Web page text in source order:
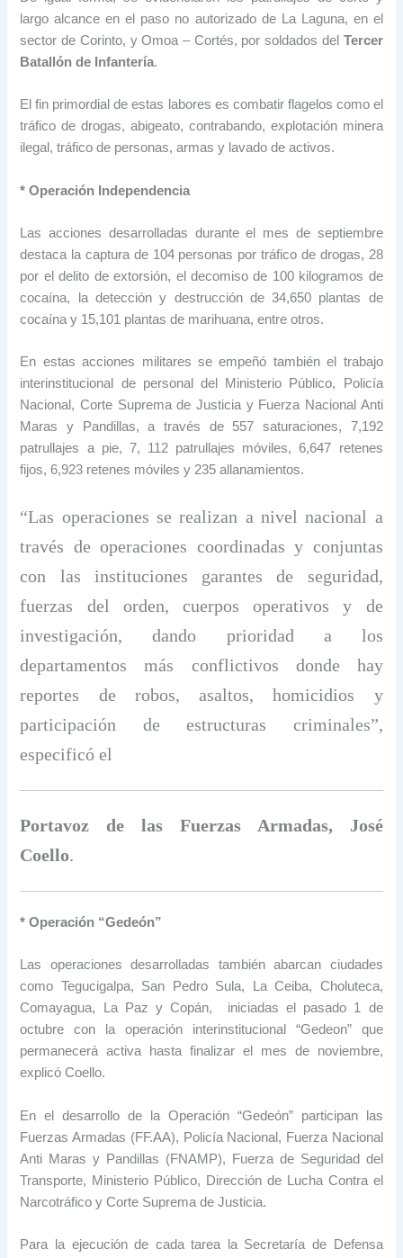
largo alcance en el paso no autorizado de La Laguna, en el
sector de Corinto, y Omoa – Cortés, por soldados del Tercer
Batallón de Infantería.
El fin primordial de estas labores es combatir flagelos como el
tráfico de drogas, abigeato, contrabando, explotación minera
ilegal, tráfico de personas, armas y lavado de activos.
* Operación Independencia
Las acciones desarrolladas durante el mes de septiembre
destaca la captura de 104 personas por tráfico de drogas, 28
por el delito de extorsión, el decomiso de 100 kilogramos de
cocaína, la detección y destrucción de 34,650 plantas de
cocaína y 15,101 plantas de marihuana, entre otros.
En estas acciones militares se empeñó también el trabajo
interinstitucional de personal del Ministerio Público, Policía
Nacional, Corte Suprema de Justicia y Fuerza Nacional Anti
Maras y Pandillas, a través de 557 saturaciones, 7,192
patrullajes a pie, 7, 112 patrullajes móviles, 6,647 retenes
fijos, 6,923 retenes móviles y 235 allanamientos.
“Las operaciones se realizan a nivel nacional a
través de operaciones coordinadas y conjuntas
con las instituciones garantes de seguridad,
fuerzas del orden, cuerpos operativos y de
investigación, dando prioridad a los
departamentos más conflictivos donde hay
reportes de robos, asaltos, homicidios y
participación de estructuras criminales”,
especificó el
Portavoz de las Fuerzas Armadas, José
Coello.
* Operación “Gedeón”
Las operaciones desarrolladas también abarcan ciudades
como Tegucigalpa, San Pedro Sula, La Ceiba, Choluteca,
Comayagua, La Paz y Copán, iniciadas el pasado 1 de
octubre con la operación interinstitucional “Gedeon” que
permanecerá activa hasta finalizar el mes de noviembre,
explicó Coello.
En el desarrollo de la Operación “Gedeón” participan las
Fuerzas Armadas (FF.AA), Policía Nacional, Fuerza Nacional
Anti Maras y Pandillas (FNAMP), Fuerza de Seguridad del
Transporte, Ministerio Público, Dirección de Lucha Contra el
Narcotráfico y Corte Suprema de Justicia.
Para la ejecución de cada tarea la Secretaría de Defensa